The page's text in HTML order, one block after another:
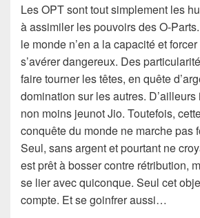
Les OPT sont tout simplement les
à assimiler les pouvoirs des O-
le monde n’en a la capacité et
s’avérer dangereux. Des
faire tourner les têtes, en quête
domination sur les autres. D’ailleurs
non moins jeunot Jio. Toutefois,
conquête du monde ne marche pas
Seul, sans argent et pourtant ne
est prêt à bosser contre rétribution,
se lier avec quiconque. Seul cet
compte. Et se goinfrer aussi…